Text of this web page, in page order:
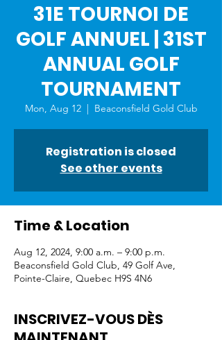
31E TOURNOI DE
GOLF ANNUEL | 31ST
ANNUAL GOLF
TOURNAMENT
Mon, Aug 12
  |
Beaconsfield Gold Club
Registration is closed
See other events
Time & Location
Aug 12, 2024, 9:00 a.m. – 9:00 p.m.
Beaconsfield Gold Club, 49 Golf Ave,
Pointe-Claire, Quebec H9S 4N6
INSCRIVEZ-VOUS DÈS